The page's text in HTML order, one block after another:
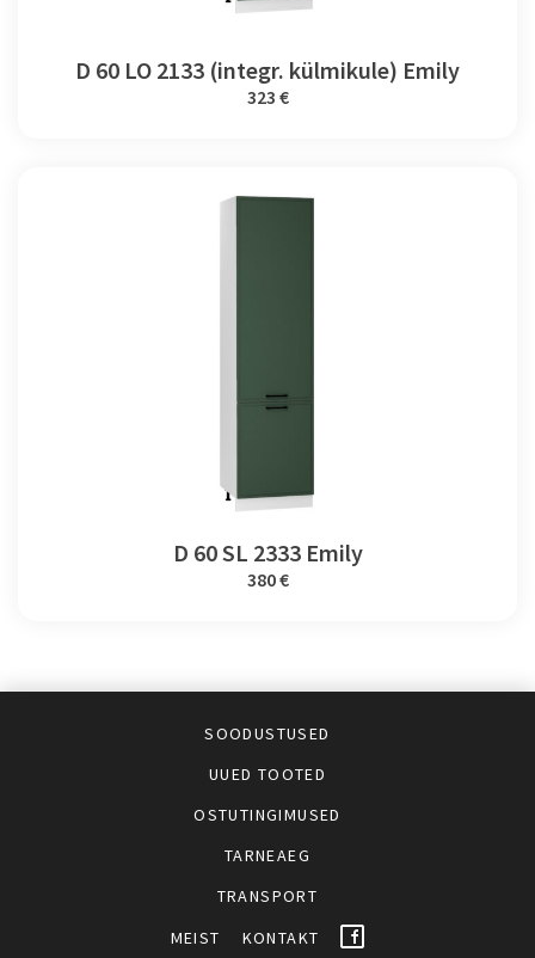
D 60 LO 2133 (integr. külmikule) Emily
323 €
D 60 SL 2333 Emily
380 €
SOODUSTUSED
UUED TOOTED
OSTUTINGIMUSED
TARNEAEG
TRANSPORT
MEIST
KONTAKT